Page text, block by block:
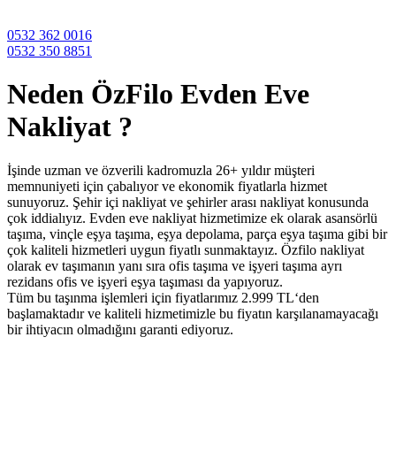
0532 362 0016
0532 350 8851
Neden ÖzFilo Evden Eve
Nakliyat ?
İşinde uzman ve özverili kadromuzla 26+ yıldır müşteri
memnuniyeti için çabalıyor ve ekonomik fiyatlarla hizmet
sunuyoruz. Şehir içi nakliyat ve şehirler arası nakliyat konusunda
çok iddialıyız. Evden eve nakliyat hizmetimize ek olarak asansörlü
taşıma, vinçle eşya taşıma, eşya depolama, parça eşya taşıma gibi bir
çok kaliteli hizmetleri uygun fiyatlı sunmaktayız. Özfilo nakliyat
olarak ev taşımanın yanı sıra ofis taşıma ve işyeri taşıma ayrı
rezidans ofis ve işyeri eşya taşıması da yapıyoruz.
Tüm bu taşınma işlemleri için fiyatlarımız 2.999 TL‘den
başlamaktadır ve kaliteli hizmetimizle bu fiyatın karşılanamayacağı
bir ihtiyacın olmadığını garanti ediyoruz.